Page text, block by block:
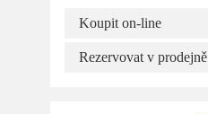
Koupit on-line
Rezervovat v prodejně